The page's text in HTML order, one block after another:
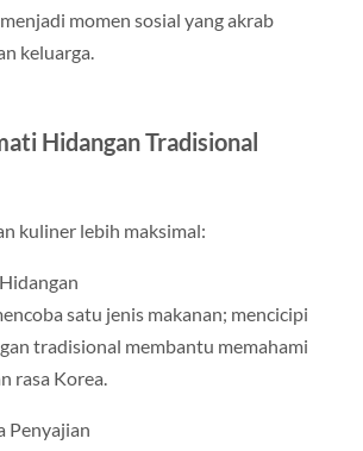
momen sosial yang akrab
keluarga.
Hidangan Tradisional
kuliner lebih maksimal:
satu jenis makanan; mencicipi
tradisional membantu memahami
rasa Korea.
Penyajian